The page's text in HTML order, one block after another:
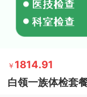
￥ 1814.91
白领一族体检套